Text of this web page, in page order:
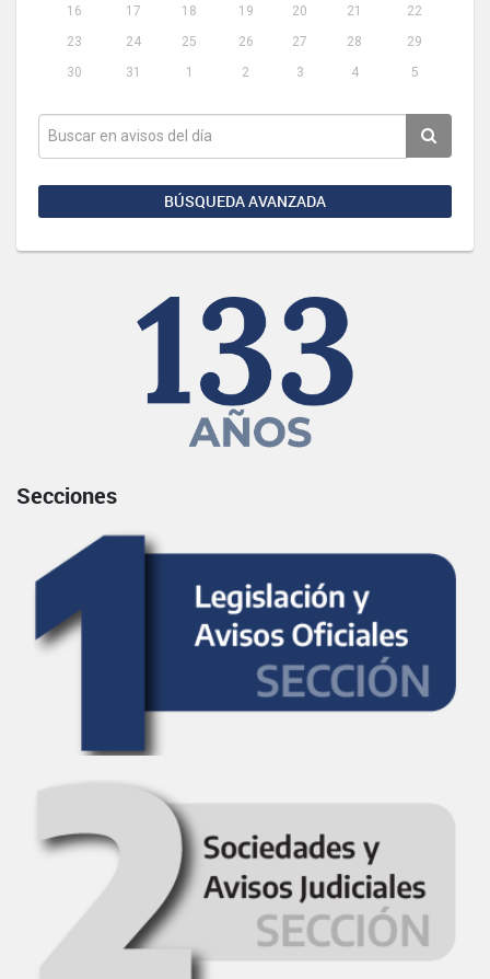
16
17 18 19 20 21
22
23
24 25 26 27 28
29
30
31 1 2 3 4 5
BÚSQUEDA AVANZADA
Secciones